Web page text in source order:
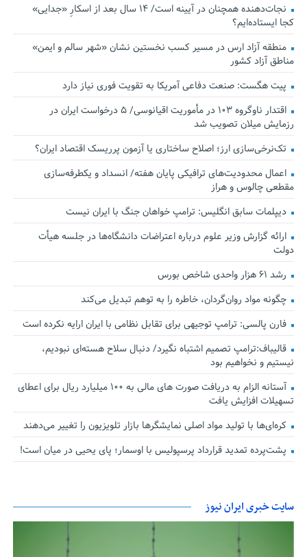
نجات‌دهنده‌ همچنان در آیینه است/ ۱۴ سال بعد از اسکارِ «جدایی»
کجا ایستاده‌ایم؟
منطقه آزاد ارس در مسیر کسب نخستین نشان «شهر سالم و ایمن»
مناطق آزاد کشور
پیت هگست: صنعت دفاعی آمریکا به تقویت فوری نیاز دارد
اقتدار ناوگروه ۱۰۳ در مأموریت‌ اقیانوسی/ ۵ درخواست ایران در
رزمایش میلان تصویب شد
تک‌نرخی‌سازی ارز؛ اصلاح ساختاری یا آزمون پرریسک اقتصاد ایران؟
اعمال محدودیت‌های ترافیکی پایان هفته/ انسداد و یکطرفه‌سازی
مقطعی چالوس و هراز
دیپلمات سابق انگلیس:‌ ترامپ خواهان جنگ با ایران نیست
ارائه گزارش وزیر علوم درباره اعتراضات دانشگاه‌ها در جلسه هیأت
دولت
رشد ۶۱ هزار واحدی شاخص بورس
چگونه مواد روان‌گردان، خاطره را به توهم تبدیل می‌کند
فارن پالسی: ترامپ توجیهی برای تقابل نظامی با ایران ارایه نکرده است
قالیباف:ترامپ تصمیم اشتباه نگیرد/ دنبال سلاح هسته‌ای نبودیم،
نیستیم و نخواهیم بود
آستانه الزام به دریافت صورت های مالی به ۱۰۰ میلیارد ریال برای اعطای
تسهیلات افزایش یافت
کره‌ای‌ها با تولید مواد اصلی نمایشگرها بازار تلویزیون را تغییر می‌دهند
پشت‌پرده تمدید قرارداد پرسپولیس با اوسمار؛ پای یحیی در میان است!
سایت خبری ایران نیوز